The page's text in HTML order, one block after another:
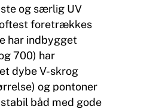
og særlig UV
foretrækkes
har indbygget
700) har
dybe V-skrog
og pontoner
båd med gode